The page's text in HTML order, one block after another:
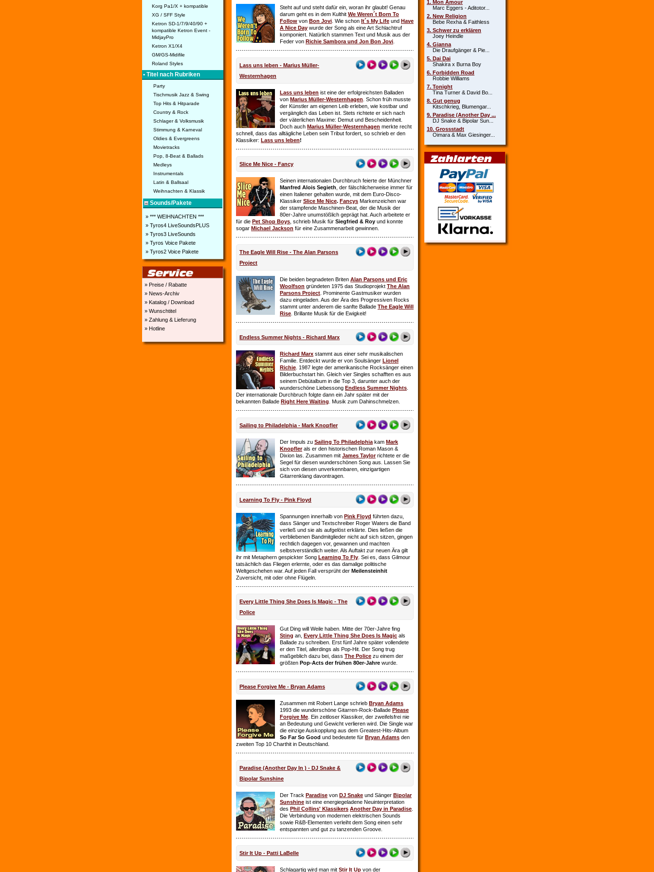
Korg Pa1/X + kompatible
XG / SFF Style
Ketron SD-1/7/9/40/90 +
kompatible Ketron Event -
MidjayPro
Ketron X1/X4
GM/GS-Midifile
Roland Styles
• Titel nach Rubriken
Party
Tischmusik Jazz & Swing
Top Hits & Hitparade
Country & Rock
Schlager & Volksmusik
Stimmung & Karneval
Oldies & Evergreens
Movietracks
Pop, 8-Beat & Ballads
Medleys
Instrumentals
Latin & Ballsaal
Weihnachten & Klassik
Sounds/Pakete
» *** WEIHNACHTEN ***
» Tyros4 LiveSoundsPLUS
» Tyros3 LiveSounds
» Tyros Voice Pakete
» Tyros2 Voice Pakete
» Preise / Rabatte
» News-Archiv
» Katalog / Download
» Wunschtitel
» Zahlung & Lieferung
» Hotline
Steht auf und steht dafür ein, woran ihr glaubt! Genau
darum geht es in dem Kulthit We Weren´t Born To
Follow von Bon Jovi . Wie schon It´s My Life und Have
A Nice Day wurde der Song als eine Art Schlachtruf
komponiert. Natürlich stammen Text und Musik aus der
Feder von Richie Sambora und Jon Bon Jovi
Lass uns leben - Marius Müller-
Westernhagen
Lass uns leben ist eine der erfolgreichsten Balladen
von Marius Müller-Westernhagen . Schon früh musste
der Künstler am eigenen Leib erleben, wie kostbar und
vergänglich das Leben ist. Stets richtete er sich nach
der väterlichen Maxime: Demut und Bescheidenheit.
Doch auch Marius Müller-Westernhagen merkte recht
schnell, dass das alltägliche Leben sein Tribut fordert, so schrieb er den
Klassiker: Lass uns leben!
Slice Me Nice - Fancy
Seinen internationalen Durchbruch feierte der Münchner
Manfred Alois Segieth , der fälschlicherweise immer für
einen Italiener gehalten wurde, mit dem Euro-Disco-
Klassiker Slice Me Nice. Fancys Markenzeichen war
der stampfende Maschinen-Beat, der die Musik der
80er-Jahre unumstößlich geprägt hat. Auch arbeitete er
für die Pet Shop Boys , schrieb Musik für Siegfried & Roy und konnte
sogar Michael Jackson für eine Zusammenarbeit gewinnen.
The Eagle Will Rise - The Alan Parsons
Project
Die beiden begnadeten Briten Alan Parsons und Eric
Woolfson gründeten 1975 das Studioprojekt The Alan
Parsons Project . Prominente Gastmusiker wurden
dazu eingeladen. Aus der Ära des Progressiven Rocks
stammt unter anderem die sanfte Ballade The Eagle Will
Rise . Brillante Musik für die Ewigkeit!
Endless Summer Nights - Richard Marx
Richard Marx stammt aus einer sehr musikalischen
Familie. Entdeckt wurde er von Soulsänger Lionel
Richie . 1987 legte der amerikanische Rocksänger einen
Bilderbuchstart hin. Gleich vier Singles schafften es aus
seinem Debütalbum in die Top 3, darunter auch der
wunderschöne Liebessong Endless Summer Nights
Der internationale Durchbruch folgte dann ein Jahr später mit der
bekannten Ballade Right Here Waiting . Musik zum Dahinschmelzen.
Sailing to Philadelphia - Mark Knopfler
Der Impuls zu Sailing To Philadelphia kam Mark
Knopfler als er den historischen Roman Mason &
Dixion las. Zusammen mit James Taylorrichtete er die
Segel für diesen wunderschönen Song aus. Lassen Sie
sich von diesen unverkennbaren, einzigartigen
Gitarrenklang davontragen.
Learning To Fly - Pink Floyd
Spannungen innerhalb von Pink Floyd führten dazu,
dass Sänger und Textschreiber Roger Waters die Band
verließ und sie als aufgelöst erklärte. Dies ließen die
verbliebenen Bandmitglieder nicht auf sich sitzen, gingen
rechtlich dagegen vor, gewannen und machten
selbstverständlich weiter. Als Auftakt zur neuen Ära gilt
ihr mit Metaphern gespickter Song Learning To Fly . Sei es, dass Gilmour
tatsächlich das Fliegen erlernte, oder es das damalige politische
Weltgeschehen war. Auf jeden Fall versprüht der Meilensteinhit
Zuversicht, mit oder ohne Flügeln.
Every Little Thing She Does Is Magic - The
Police
Gut Ding will Weile haben. Mitte der 70er-Jahre fing
Sting an, Every Little Thing She Does Is Magic als
Ballade zu schreiben. Erst fünf Jahre später vollendete
er den Titel, allerdings als Pop-Hit. Der Song trug
maßgeblich dazu bei, dass The Police zu einem der
größten Pop-Acts der frühen 80er-Jahre wurde.
Please Forgive Me - Bryan Adams
Zusammen mit Robert Lange schrieb Bryan Adams
1993 die wunderschöne Gitarren-Rock-Ballade Please
Forgive Me . Ein zeitloser Klassiker, der zweifelsfrei nie
an Bedeutung und Gewicht verlieren wird. Die Single war
die einzige Auskopplung aus dem Greatest-Hits-Album
So Far So Good und bedeutete für Bryan Adams den
zweiten Top 10 Charthit in Deutschland.
Paradise (Another Day In ) - DJ Snake &
Bipolar Sunshine
Der Track Paradise von DJ Snake und Sänger Bipolar
Sunshine ist eine energiegeladene Neuinterpretation
des Phil Collins' Klassikers Another Day in Paradise
Die Verbindung von modernen elektrischen Sounds
sowie R&B-Elementen verleiht dem Song einen sehr
entspannten und gut zu tanzenden Groove.
Stir It Up - Patti LaBelle
Schlagartig wird man mit Stir It Up von der
1. Mon Amour
Marc Eggers - Aditotor...
2. New Religion
Bebe Rexha & Faithless
3. Schwer zu erklären
Joey Heindle
4. Gianna
Die Draufgänger & Pie...
5. Dai Dai
Shakira x Burna Boy
6. Forbidden Road
Robbie Williams
7. Tonight
Tina Turner & David Bo...
8. Gut genug
Kitschkrieg, Blumengar...
9. Paradise (Another Day ...
DJ Snake & Bipolar Sun...
10. Grossstadt
Oimara & Max Giesinger...